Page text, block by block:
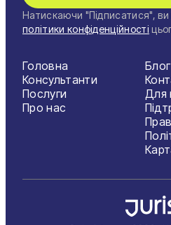
Натискаючи "Підписатися", ви
політики конфіденційності
Головна
Консультанти
Послуги
Про нас
Блог
Для